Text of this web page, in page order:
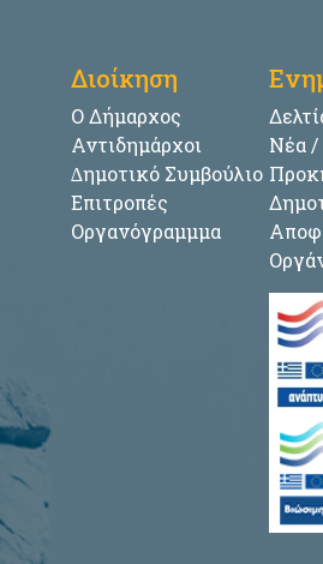
Διοίκηση
Ο Δήμαρχος
Αντιδημάρχοι
∆ημοτικό Συμβούλιο
Επιτροπές
Οργανόγραμμμα
Νέα /